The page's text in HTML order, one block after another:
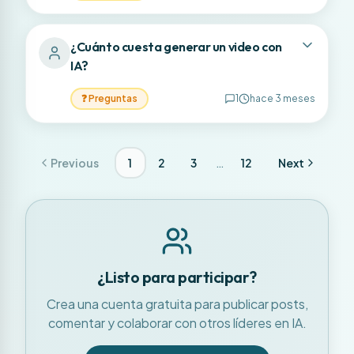
¿Cuánto cuesta generar un video con
IA?
❓Preguntas 1 hace 3 meses
Previous 1 2 3 … 12 Next
¿Listo para participar?
Crea una cuenta gratuita para publicar posts,
comentar y colaborar con otros líderes en IA.